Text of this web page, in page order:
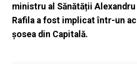
ministru al Sănătății Alexandru
Rafila a fost implicat într-un
șosea din Capitală.